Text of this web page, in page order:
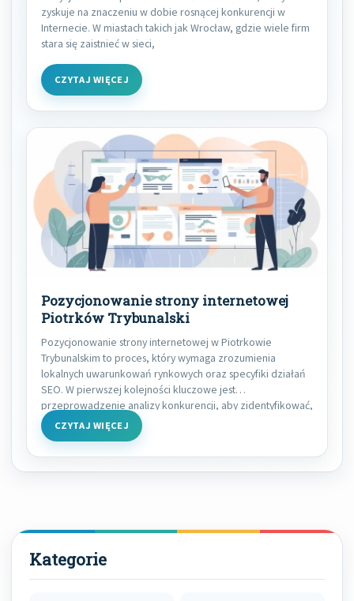
zyskuje na znaczeniu w dobie rosnącej konkurencji w
Internecie. W miastach takich jak Wrocław, gdzie wiele firm
stara się zaistnieć w sieci,
CZYTAJ WIĘCEJ
Pozycjonowanie strony internetowej
Piotrków Trybunalski
Pozycjonowanie strony internetowej w Piotrkowie
Trybunalskim to proces, który wymaga zrozumienia
lokalnych uwarunkowań rynkowych oraz specyfiki działań
SEO. W pierwszej kolejności kluczowe jest
przeprowadzenie analizy konkurencji, aby zidentyfikować,
jakie słowa
CZYTAJ WIĘCEJ